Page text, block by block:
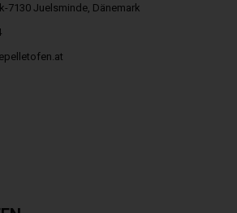
7130 Juelsminde, Dänemark